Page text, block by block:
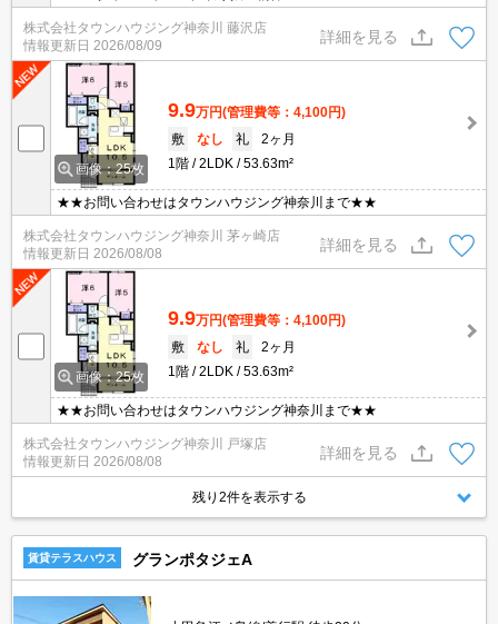
株式会社タウンハウジング神奈川 藤沢店
情報更新日 2026/08/09
詳細を見る
画像：25枚
9.9万円(管理費等：4,100円)
敷
なし 礼
2ヶ月
1階
2LDK 53.63m²
★★お問い合わせはタウンハウジング神奈川まで★★
株式会社タウンハウジング神奈川 茅ヶ崎店
情報更新日 2026/08/08
詳細を見る
画像：25枚
9.9万円(管理費等：4,100円)
敷
なし 礼
2ヶ月
1階
2LDK 53.63m²
★★お問い合わせはタウンハウジング神奈川まで★★
株式会社タウンハウジング神奈川 戸塚店
情報更新日 2026/08/08
詳細を見る
残り2件を表示する
賃貸テラスハウス グランポタジェA